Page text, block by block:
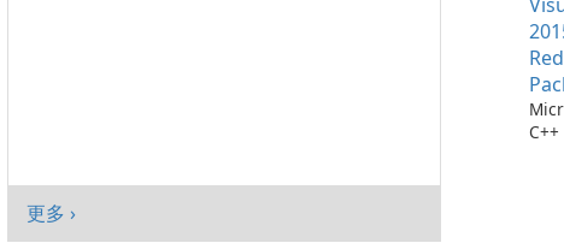
績
結
現
效
程
件
的
存
成
務
365
及
更多 ›